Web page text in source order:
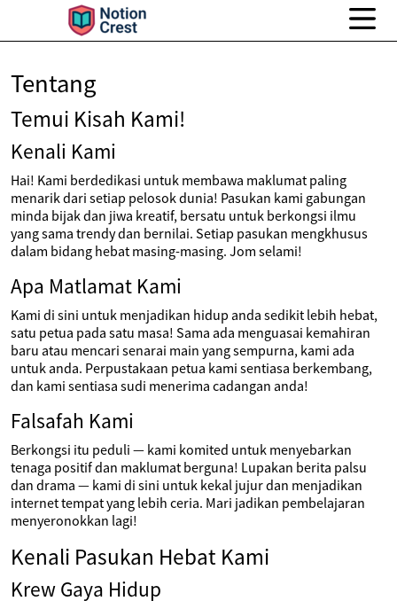
Tentang
Temui Kisah Kami!
Kenali Kami
Hai! Kami berdedikasi untuk membawa maklumat paling
menarik dari setiap pelosok dunia! Pasukan kami gabungan
minda bijak dan jiwa kreatif, bersatu untuk berkongsi ilmu
yang sama trendy dan bernilai. Setiap pasukan mengkhusus
dalam bidang hebat masing-masing. Jom selami!
Apa Matlamat Kami
Kami di sini untuk menjadikan hidup anda sedikit lebih hebat,
satu petua pada satu masa! Sama ada menguasai kemahiran
baru atau mencari senarai main yang sempurna, kami ada
untuk anda. Perpustakaan petua kami sentiasa berkembang,
dan kami sentiasa sudi menerima cadangan anda!
Falsafah Kami
Berkongsi itu peduli — kami komited untuk menyebarkan
tenaga positif dan maklumat berguna! Lupakan berita palsu
dan drama — kami di sini untuk kekal jujur dan menjadikan
internet tempat yang lebih ceria. Mari jadikan pembelajaran
menyeronokkan lagi!
Kenali Pasukan Hebat Kami
Krew Gaya Hidup